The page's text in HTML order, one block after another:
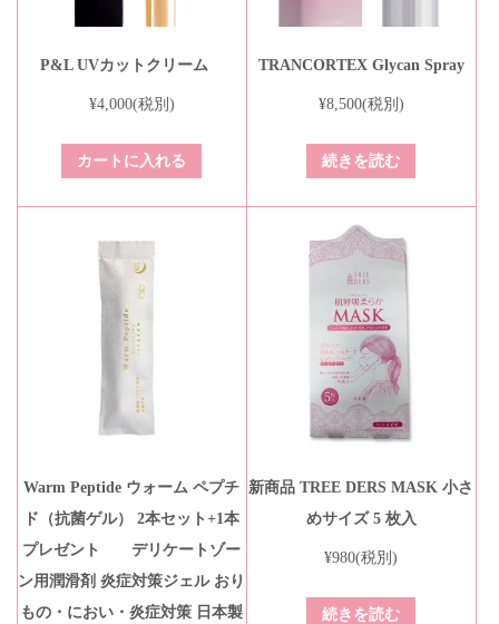
P&L UVカットクリーム
¥4,000(税別)
カートに入れる
TRANCORTEX Glycan Spray
¥8,500(税別)
続きを読む
Warm Peptide ウォーム ペプチ
ド（抗菌ゲル） 2本セット+1本
プレゼント デリケートゾー
ン用潤滑剤 炎症対策ジェル おり
もの・におい・炎症対策 日本製
新商品 TREE DERS MASK 小さ
めサイズ 5 枚入
¥980(税別)
続きを読む